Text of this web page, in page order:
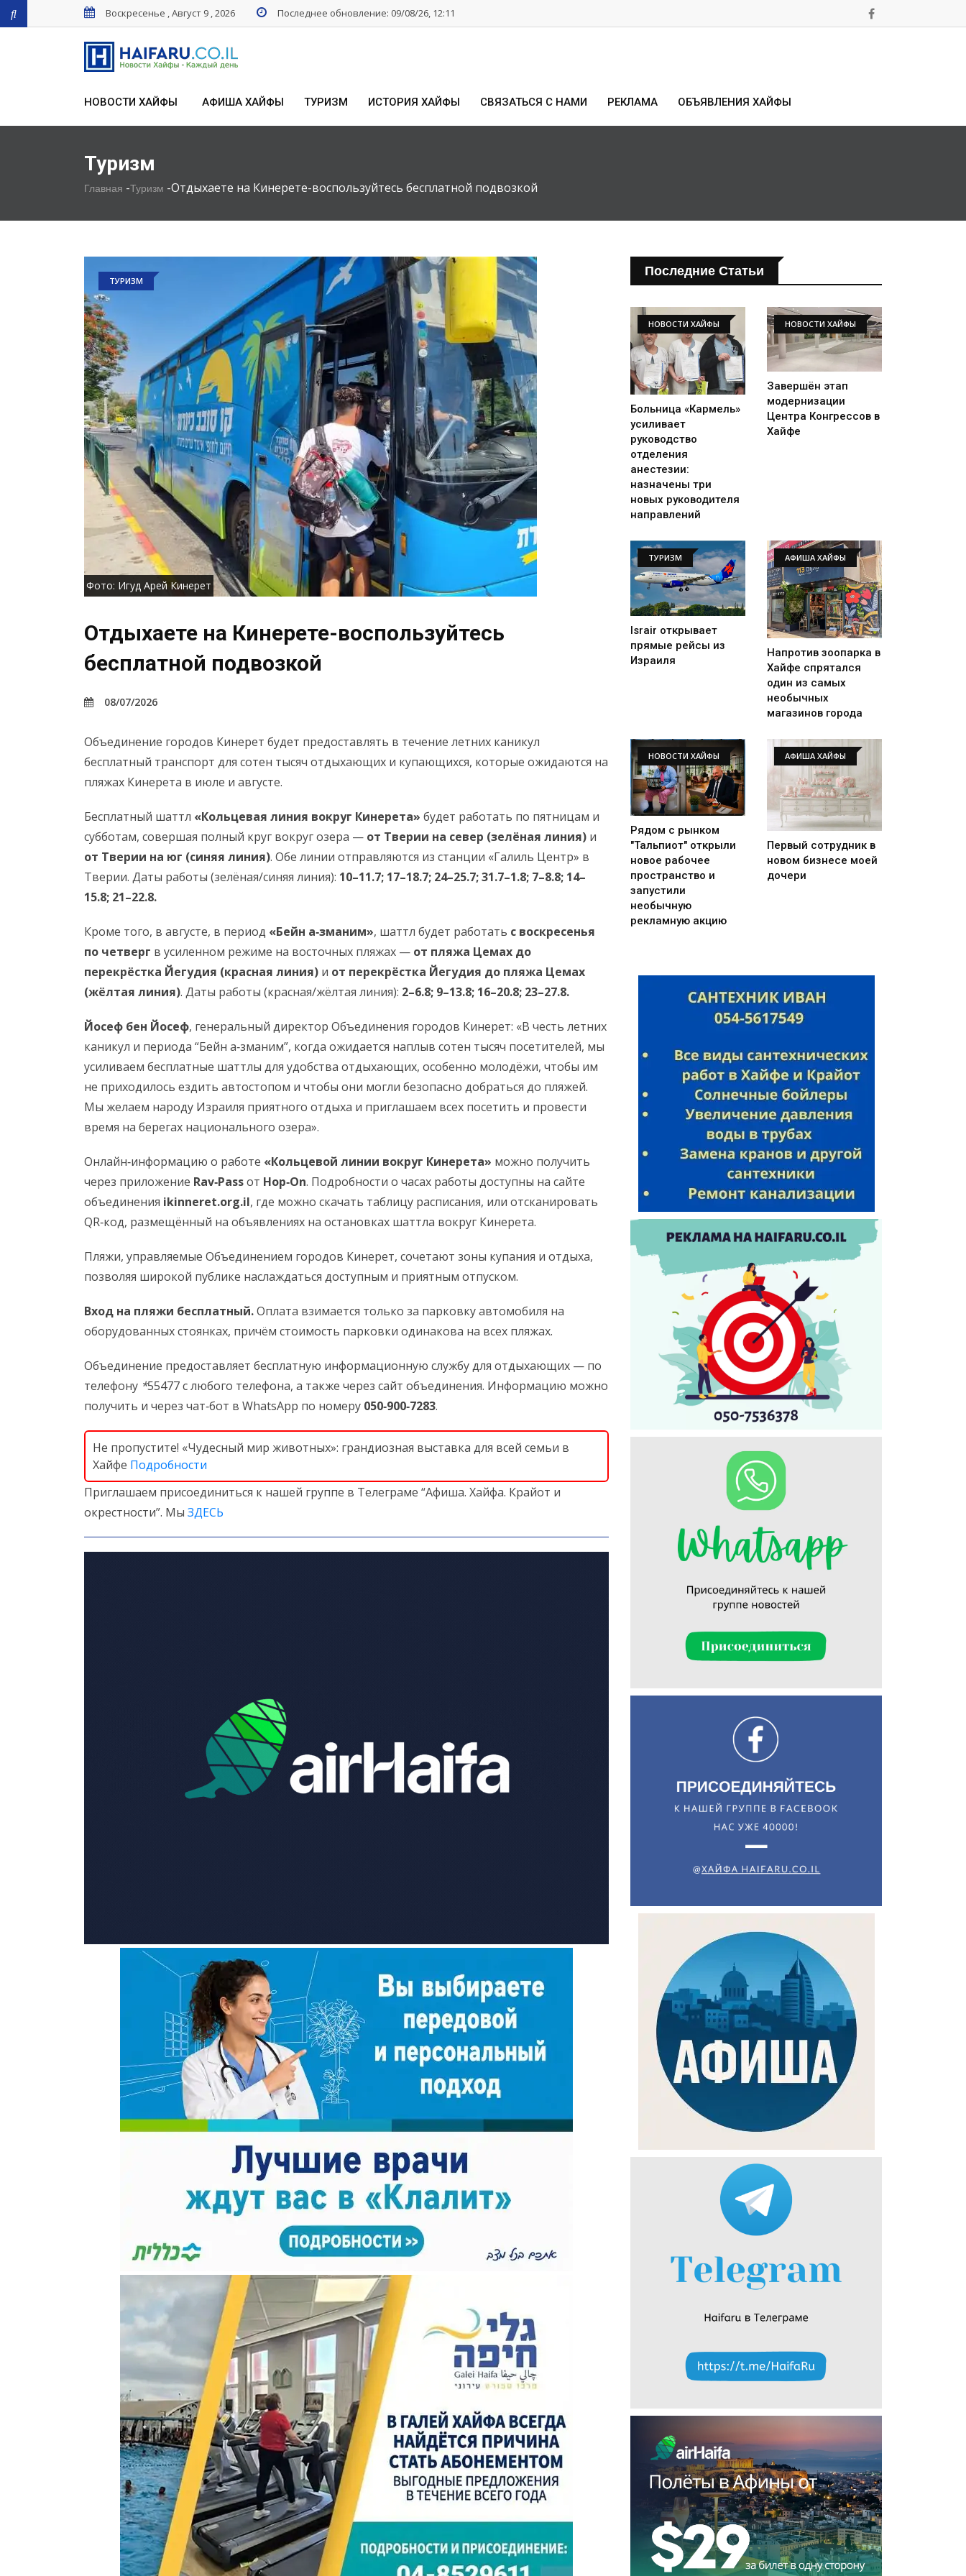
Воскресенье , Август 9 , 2026 Последнее обновление: 09/08/26, 12:11
НОВОСТИ ХАЙФЫ АФИША ХАЙФЫ ТУРИЗМ ИСТОРИЯ ХАЙФЫ СВЯЗАТЬСЯ С НАМИ РЕКЛАМА ОБЪЯВЛЕНИЯ ХАЙФЫ
Искать
Туризм
Главная -Туризм -Отдыхаете на Кинерете-воспользуйтесь бесплатной подвозкой
ТУРИЗМ
Фото: Игуд Арей Кинерет
Отдыхаете на Кинерете-воспользуйтесь
бесплатной подвозкой
08/07/2026
Объединение городов Кинерет будет предоставлять в течение летних каникул
бесплатный транспорт для сотен тысяч отдыхающих и купающихся, которые ожидаются на
пляжах Кинерета в июле и августе.
Бесплатный шаттл «Кольцевая линия вокруг Кинерета» будет работать по пятницам и
субботам, совершая полный круг вокруг озера — от Тверии на север (зелёная линия) и
от Тверии на юг (синяя линия). Обе линии отправляются из станции «Галиль Центр» в
Тверии. Даты работы (зелёная/синяя линия): 10–11.7; 17–18.7; 24–25.7; 31.7–1.8; 7–8.8; 14–
15.8; 21–22.8.
Кроме того, в августе, в период «Бейн а‑зманим», шаттл будет работать с воскресенья
по четверг в усиленном режиме на восточных пляжах — от пляжа Цемах до
перекрёстка Йегудия (красная линия) и от перекрёстка Йегудия до пляжа Цемах
(жёлтая линия). Даты работы (красная/жёлтая линия): 2–6.8; 9–13.8; 16–20.8; 23–27.8.
Йосеф бен Йосеф, генеральный директор Объединения городов Кинерет: «В честь летних
каникул и периода “Бейн а‑зманим”, когда ожидается наплыв сотен тысяч посетителей, мы
усиливаем бесплатные шаттлы для удобства отдыхающих, особенно молодёжи, чтобы им
не приходилось ездить автостопом и чтобы они могли безопасно добраться до пляжей.
Мы желаем народу Израиля приятного отдыха и приглашаем всех посетить и провести
время на берегах национального озера».
Онлайн‑информацию о работе «Кольцевой линии вокруг Кинерета» можно получить
через приложение Rav‑Passот Hop‑On. Подробности о часах работы доступны на сайте
объединения ikinneret.org.il, где можно скачать таблицу расписания, или отсканировать
QR‑код, размещённый на объявлениях на остановках шаттла вокруг Кинерета.
Пляжи, управляемые Объединением городов Кинерет, сочетают зоны купания и отдыха,
позволяя широкой публике наслаждаться доступным и приятным отпуском.
Вход на пляжи бесплатный.Оплата взимается только за парковку автомобиля на
оборудованных стоянках, причём стоимость парковки одинакова на всех пляжах.
Объединение предоставляет бесплатную информационную службу для отдыхающих — по
телефону *55477 с любого телефона, а также через сайт объединения. Информацию можно
получить и через чат‑бот в WhatsApp по номеру 050‑900‑7283.
Не пропустите! «Чудесный мир животных»: грандиозная выставка для всей семьи в
Хайфе Подробности
Приглашаем присоединиться к нашей группе в Телеграме “Афиша. Хайфа. Крайот и
окрестности”. Мы ЗДЕСЬ
Последние Статьи
НОВОСТИ ХАЙФЫ
Больница «Кармель»
усиливает
руководство
отделения
анестезии:
назначены три
новых руководителя
направлений
НОВОСТИ ХАЙФЫ
Завершён этап
модернизации
Центра Конгрессов в
Хайфе
ТУРИЗМ
Israir открывает
прямые рейсы из
Израиля
АФИША ХАЙФЫ
Напротив зоопарка в
Хайфе спрятался
один из самых
необычных
магазинов города
НОВОСТИ ХАЙФЫ
Рядом с рынком
"Тальпиот" открыли
новое рабочее
пространство и
запустили
необычную
рекламную акцию
АФИША ХАЙФЫ
Первый сотрудник в
новом бизнесе моей
дочери